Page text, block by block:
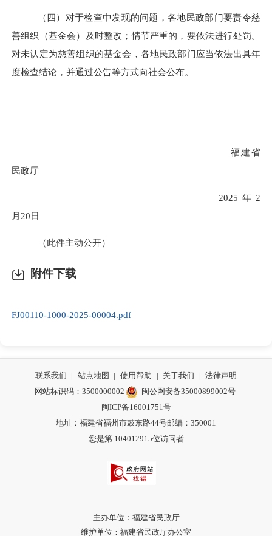
（四）对于检查中发现的问题，各地民政部门要责令慈
善组织（基金会）及时整改；情节严重的，要依法进行处罚。
对未认定为慈善组织的基金会，各地民政部门应当依法出具年
度检查结论，并通过公告等方式向社会公布。
福建省
民政厅
2025年2
月 20日
（此件主动公开）
附件下载
FJ00110-1000-2025-00004.pdf
联系我们 | 站点地图 | 使用帮助 | 关于我们 | 法律声明
网站标识码：3500000002
闽公网安备35000899002号
闽ICP备16001751号
地址：福建省福州市鼓东路44号邮编：350001
您是第 104012915位访问者
主办单位：福建省民政厅
维护单位：福建省民政厅办公室